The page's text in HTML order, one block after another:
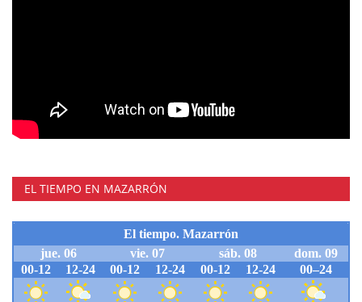
EL TIEMPO EN MAZARRÓN